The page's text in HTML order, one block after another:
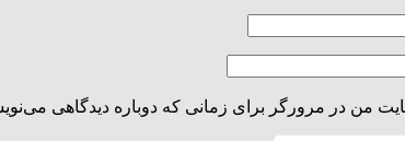
من در مرورگر برای زمانی که دوباره دیدگاهی